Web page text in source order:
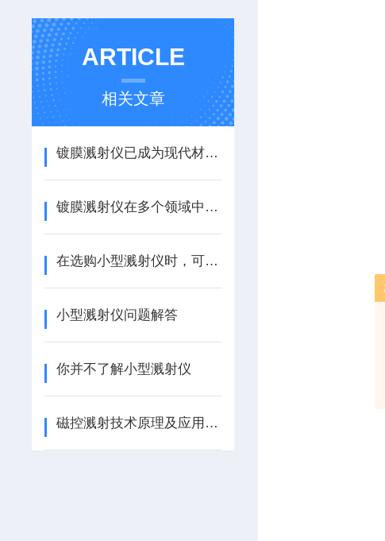
ARTICLE
相关文章
镀膜溅射仪已成为现代材料加工体系中的基础工具
镀膜溅射仪在多个领域中均得到了应用
在选购小型溅射仪时，可以考虑以下几个因素
小型溅射仪问题解答
你并不了解小型溅射仪
磁控溅射技术原理及应用简介